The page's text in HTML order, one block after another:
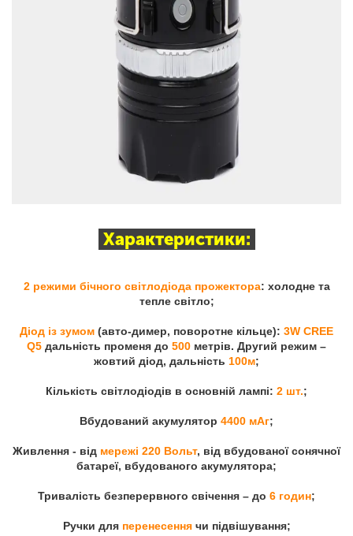
Характеристики:
2 режими бічного світлодіода прожектора: холодне та
тепле світло;
Діод із зумом (авто-димер, поворотне кільце): 3W CREE
Q5 дальність променя до 500 метрів. Другий режим –
жовтий діод, дальність 100м;
Кількість світлодіодів в основній лампі: 2 шт.;
Вбудований акумулятор 4400 мАг;
Живлення - від мережі 220 Вольт, від вбудованої сонячної
батареї, вбудованого акумулятора;
Тривалість безперервного свічення – до 6 годин;
Ручки дляперенесеннячи підвішування;